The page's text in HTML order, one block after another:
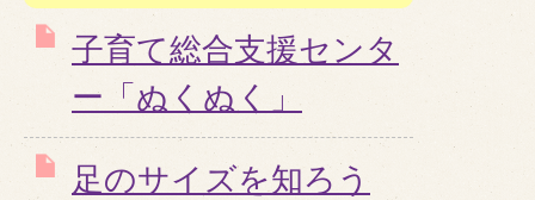
子育て総合支援センタ
ー「ぬくぬく」
足のサイズを知ろう